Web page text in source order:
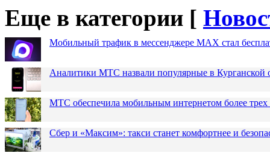
Еще в категории [
Мобильный трафик в мессенджере MAX стал
Аналитики МТС назвали популярные в
МТС обеспечила мобильным интернетом более трех
Сбер и «Максим»: такси станет комфортнее и